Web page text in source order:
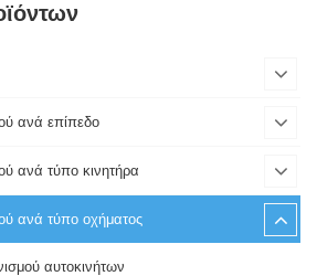
ανά επίπεδο
ανά τύπο κινητήρα
ανά τύπο οχήματος
αυτοκινήτων